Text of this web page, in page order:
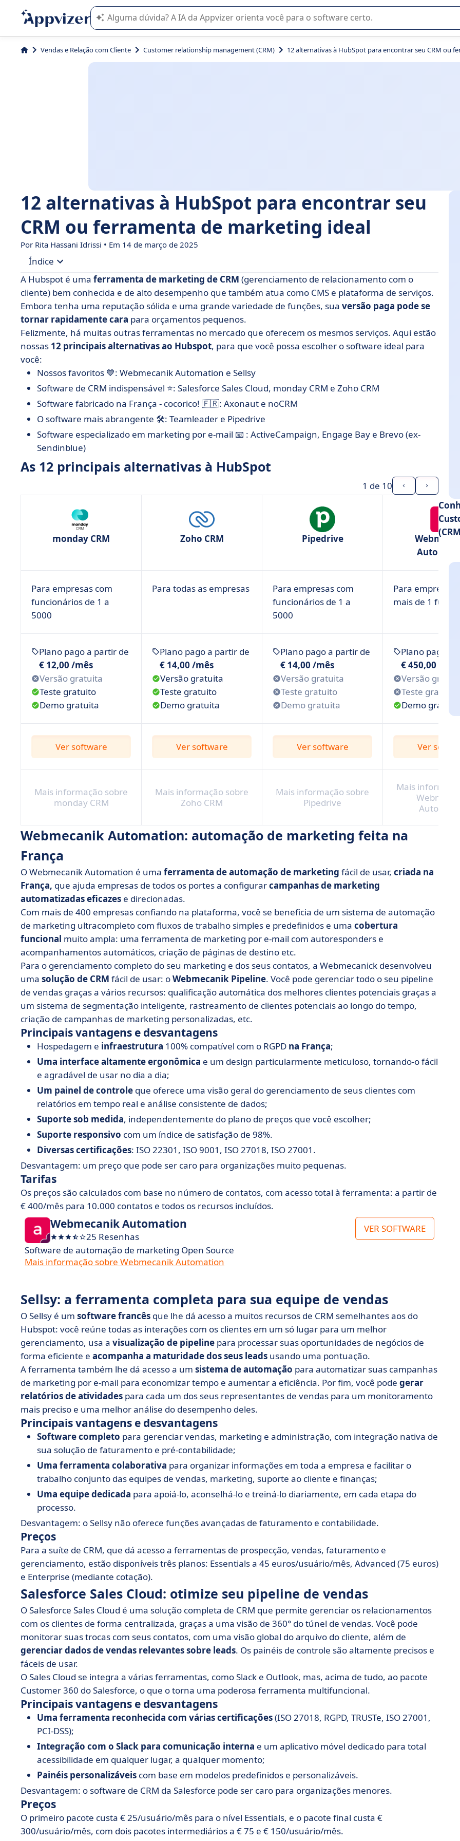
A IA do Appvizer o orienta no uso ou na seleção de software SaaS para sua empresa.
Vendas e Relação com Cliente Customer relationship management (CRM) 12 alternativas à HubSpot para encontrar seu CRM ou
12 alternativas à HubSpot para encontrar seu
CRM ou ferramenta de marketing ideal
Por Rita Hassani Idrissi • Em 14 de março de 2025
Índice
• As 12 principais alternativas à HubSpot
• Webmecanik Automation: automação de marketing feita na França
• Sellsy: a ferramenta completa para sua equipe de vendas
• Salesforce Sales Cloud: otimize seu pipeline de vendas
• monday CRM: aumente suas vendas com simplicidade
• Zoho CRM: gerenciamento eficiente de vendas na ponta dos dedos
• Axonaut: gerenciamento de vendas feito na França
• NoCRM: libere seu potencial de vendas sem complicações
• Teamleader: o CRM projetado para gerenciar sua equipe de vendas
• Pipedrive: a ferramenta de vendas intuitiva para fechar negócios mais rapidamente
• ActiveCampaign: gerencie seus contatos e desenvolva relacionamentos duradouros
de alto impacto
• Por que as empresas desejariam uma alternativa à Hubspot?
• Você encontrou sua alternativa à HubSpot?
A Hubspot é uma ferramenta de marketing de CRM (gerenciamento de relacionamento com o
cliente) bem conhecida e de alto desempenho que também atua como CMS e plataforma de serviços.
Embora tenha uma reputação sólida e uma grande variedade de funções, sua versão paga pode se
tornar rapidamente cara para orçamentos pequenos.
Felizmente, há muitas outras ferramentas no mercado que oferecem os mesmos serviços. Aqui estão
nossas 12 principais alternativas ao Hubspot, para que você possa escolher o software ideal para
você:
Nossos favoritos 💙: Webmecanik Automation e Sellsy
Software de CRM indispensável ⭐️: Salesforce Sales Cloud, monday CRM e Zoho CRM
Software fabricado na França - cocorico! 🇫🇷: Axonaut e noCRM
O software mais abrangente 🛠: Teamleader e Pipedrive
Software especializado em marketing por e-mail 📧 : ActiveCampaign, Engage Bay e Brevo (ex-
Sendinblue)
As 12 principais alternativas à HubSpot
1 de 10
monday CRM Zoho CRM Pipedrive
Para empresas com
funcionários de 1 a
5000
Para todas as empresas
Para empresas com
funcionários de 1 a
5000
Para empresas
mais de 1
Plano pago a partir de
€ 12,00 /mês
Versão gratuita
Teste gratuito
Demo gratuita
Plano pago a partir de
€ 14,00 /mês
Versão gratuita
Teste gratuito
Demo gratuita
Plano pago a partir de
€ 14,00 /mês
Versão gratuita
Teste gratuito
Demo gratuita
Plano pago a
€ 450,00 /mês
Versão gratuita
Teste gratuito
Demo gratuita
Ver software Ver software Ver software Ver
Mais informação sobre
monday CRM
Mais informação sobre
Zoho CRM
Mais informação sobre
Pipedrive
Mais
Webmecanik Automation: automação de marketing feita na
França
O Webmecanik Automation é uma ferramenta de automação de marketing fácil de usar, criada na
França, que ajuda empresas de todos os portes a configurarcampanhas de marketing
automatizadas eficazes e direcionadas.
Com mais de 400 empresas confiando na plataforma, você se beneficia de um sistema de automação
de marketing ultracompleto com fluxos de trabalho simples e predefinidos e uma cobertura
funcional muito ampla: uma ferramenta de marketing por e-mail com autoresponders e
acompanhamentos automáticos, criação de páginas de destino etc.
Para o gerenciamento completo do seu marketing e dos seus contatos, a Webmecanick desenvolveu
uma solução de CRM fácil de usar: oWebmecanik Pipeline. Você pode gerenciar todo o seu pipeline
de vendas graças a vários recursos: qualificação automática dos melhores clientes potenciais graças a
um sistema de segmentação inteligente, rastreamento de clientes potenciais ao longo do tempo,
criação de campanhas de marketing personalizadas, etc.
Principais vantagens e desvantagens
Hospedagem e infraestrutura 100% compatível com o RGPD na França;
Uma interface altamente ergonômica e um design particularmente meticuloso, tornando-o fácil
e agradável de usar no dia a dia;
Um painel de controle que oferece uma visão geral do gerenciamento de seus clientes com
relatórios em tempo real e análise consistente de dados;
Suporte sob medida, independentemente do plano de preços que você escolher;
Suporte responsivo com um índice de satisfação de 98%.
Diversas certificações: ISO 22301, ISO 9001, ISO 27018, ISO 27001.
Desvantagem: um preço que pode ser caro para organizações muito pequenas.
Tarifas
Os preços são calculados com base no número de contatos, com acesso total à ferramenta: a partir de
€ 400/mês para 10.000 contatos e todos os recursos incluídos.
Webmecanik Automation
25 Resenhas
VER SOFTWARE
Software de automação de marketing Open Source
Mais informação sobre Webmecanik Automation
Sellsy: a ferramenta completa para sua equipe de vendas
O Sellsy é um software francês que lhe dá acesso a muitos recursos de CRM semelhantes aos do
Hubspot: você reúne todas as interações com os clientes em um só lugar para um melhor
gerenciamento, usa a visualização de pipeline para processar suas oportunidades de negócios de
forma eficiente e acompanha a maturidade dos seus leads usando uma pontuação.
A ferramenta também lhe dá acesso a um sistema de automação para automatizar suas campanhas
de marketing por e-mail para economizar tempo e aumentar a eficiência. Por fim, você pode gerar
relatórios de atividades para cada um dos seus representantes de vendas para um monitoramento
mais preciso e uma melhor análise do desempenho deles.
Principais vantagens e desvantagens
Software completo para gerenciar vendas, marketing e administração, com integração nativa de
sua solução de faturamento e pré-contabilidade;
Uma ferramenta colaborativa para organizar informações em toda a empresa e facilitar o
trabalho conjunto das equipes de vendas, marketing, suporte ao cliente e finanças;
Uma equipe dedicada para apoiá-lo, aconselhá-lo e treiná-lo diariamente, em cada etapa do
processo.
Desvantagem: o Sellsy não oferece funções avançadas de faturamento e contabilidade.
Preços
Para a suíte de CRM, que dá acesso a ferramentas de prospecção, vendas, faturamento e
gerenciamento, estão disponíveis três planos: Essentials a 45 euros/usuário/mês, Advanced (75 euros)
e Enterprise (mediante cotação).
Salesforce Sales Cloud: otimize seu pipeline de vendas
O Salesforce Sales Cloud é uma solução completa de CRM que permite gerenciar os relacionamentos
com os clientes de forma centralizada, graças a uma visão de 360° do túnel de vendas. Você pode
monitorar suas trocas com seus contatos, com uma visão global do arquivo do cliente, além de
gerenciar dados de vendas relevantes sobre leads. Os painéis de controle são altamente precisos e
fáceis de usar.
O Sales Cloud se integra a várias ferramentas, como Slack e Outlook, mas, acima de tudo, ao pacote
Customer 360 do Salesforce, o que o torna uma poderosa ferramenta multifuncional.
Principais vantagens e desvantagens
Uma ferramenta reconhecida com várias certificações(ISO 27018, RGPD, TRUSTe, ISO 27001,
PCI-DSS);
Integração com o Slack para comunicação interna e um aplicativo móvel dedicado para total
acessibilidade em qualquer lugar, a qualquer momento;
Painéis personalizáveis com base em modelos predefinidos e personalizáveis.
Desvantagem: o software de CRM da Salesforce pode ser caro para organizações menores.
Preços
O primeiro pacote custa € 25/usuário/mês para o nível Essentials, e o pacote final custa €
300/usuário/mês, com dois pacotes intermediários a € 75 e € 150/usuário/mês.